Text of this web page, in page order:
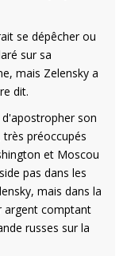
se dépêcher ou
sur sa
mais Zelensky a
dit.
son
préoccupés
et Moscou
pas dans les
mais dans la
argent comptant
russes sur la